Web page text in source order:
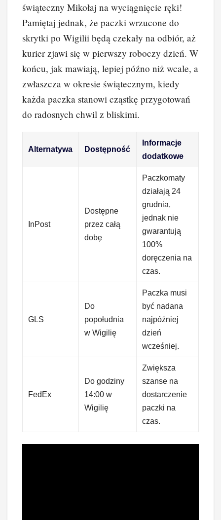
świąteczny Mikołaj na wyciągnięcie ręki!
Pamiętaj jednak, że paczki wrzucone do
skrytki po Wigilii będą czekały na odbiór, aż
kurier zjawi się w pierwszy roboczy dzień. W
końcu, jak mawiają, lepiej późno niż wcale, a
zwłaszcza w okresie świątecznym, kiedy
każda paczka stanowi cząstkę przygotowań
do radosnych chwil z bliskimi.
Alternatywa Dostępność
Informacje
dodatkowe
InPost
Dostępne
przez całą
dobę
Paczkomaty
działają 24
grudnia,
jednak nie
gwarantują
100%
doręczenia na
czas.
GLS
Do
popołudnia
w Wigilię
Paczka musi
być nadana
najpóźniej
dzień
wcześniej.
FedEx
Do godziny
14:00 w
Wigilię
Zwiększa
szanse na
dostarczenie
paczki na
czas.